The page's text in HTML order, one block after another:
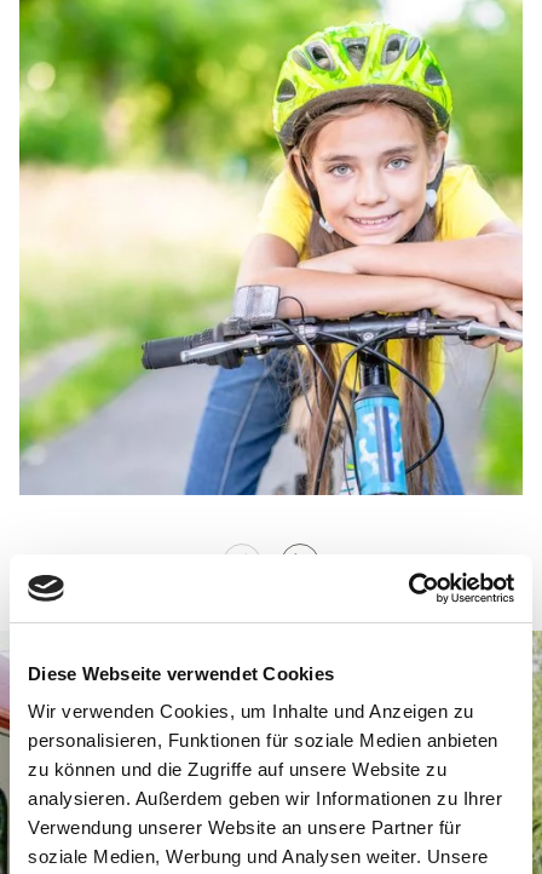
Diese Webseite verwendet Cookies
Wir verwenden Cookies, um Inhalte und Anzeigen zu
personalisieren, Funktionen für soziale Medien anbieten
zu können und die Zugriffe auf unsere Website zu
analysieren. Außerdem geben wir Informationen zu Ihrer
Verwendung unserer Website an unsere Partner für
soziale Medien, Werbung und Analysen weiter. Unsere